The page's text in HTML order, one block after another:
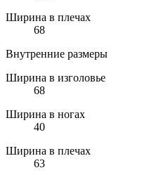
Ширина в плечах
68
Внутренние размеры
Ширина в изголовье
68
Ширина в ногах
40
Ширина в плечах
63